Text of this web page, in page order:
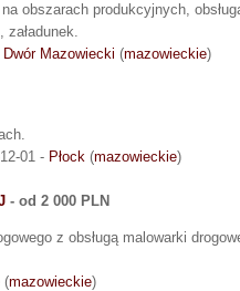
obszarach produkcyjnych,
Dwór Mazowiecki (mazowieckie)
01 - Płock (mazowieckie)
- od 2 000 PLN
z obsługą malowarki
(mazowieckie)